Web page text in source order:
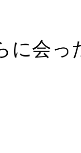
に会っ